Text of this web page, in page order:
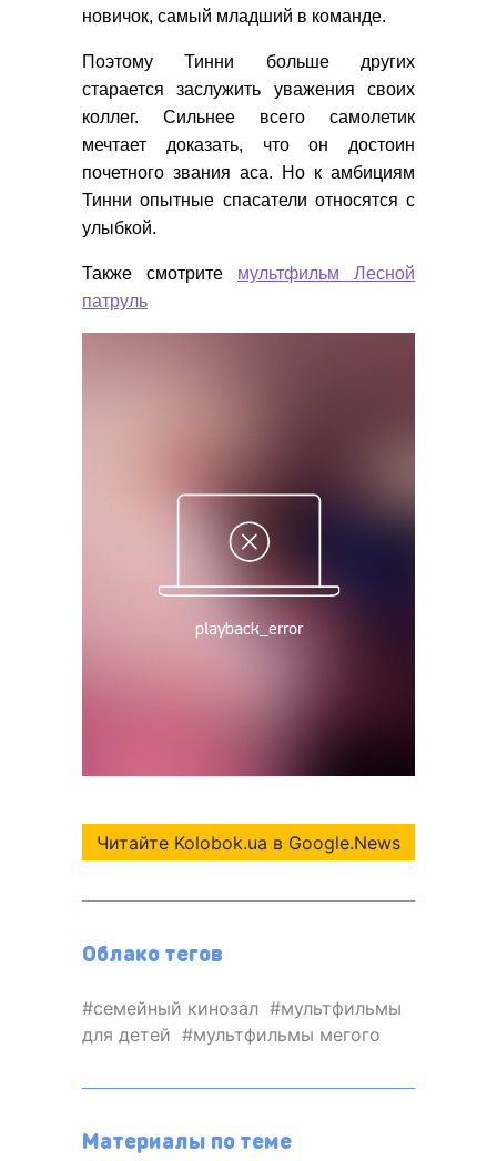
новичок, самый младший в команде.
Поэтому Тинни больше других
старается заслужить уважения своих
коллег. Сильнее всего самолетик
мечтает доказать, что он достоин
почетного звания аса. Но к амбициям
Тинни опытные спасатели относятся с
улыбкой.
Также смотрите мультфильм Лесной
патруль
Читайте Kolobok.ua в Google.News
Облако тегов
семейный кинозал
мультфильмы
для детей
мультфильмы мегого
Материалы по теме